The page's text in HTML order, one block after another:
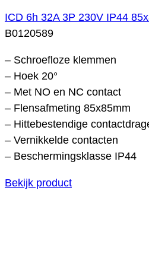
ICD 6h 32A 3P 230V IP44
B0120589
– Schroefloze klemmen
– Hoek 20°
– Met NO en NC contact
– Flensafmeting 85x85mm
– Hittebestendige
– Vernikkelde contacten
– Beschermingsklasse IP44
Bekijk product